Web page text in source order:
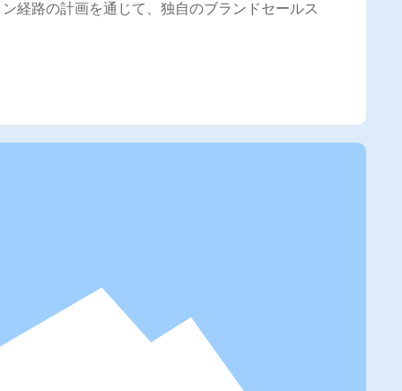
経路の計画を通じて、独自のブランドセールス